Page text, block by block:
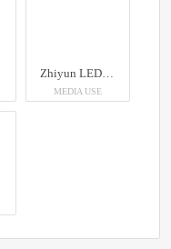
Zhiyun LED Molus X60
MEDIA USE